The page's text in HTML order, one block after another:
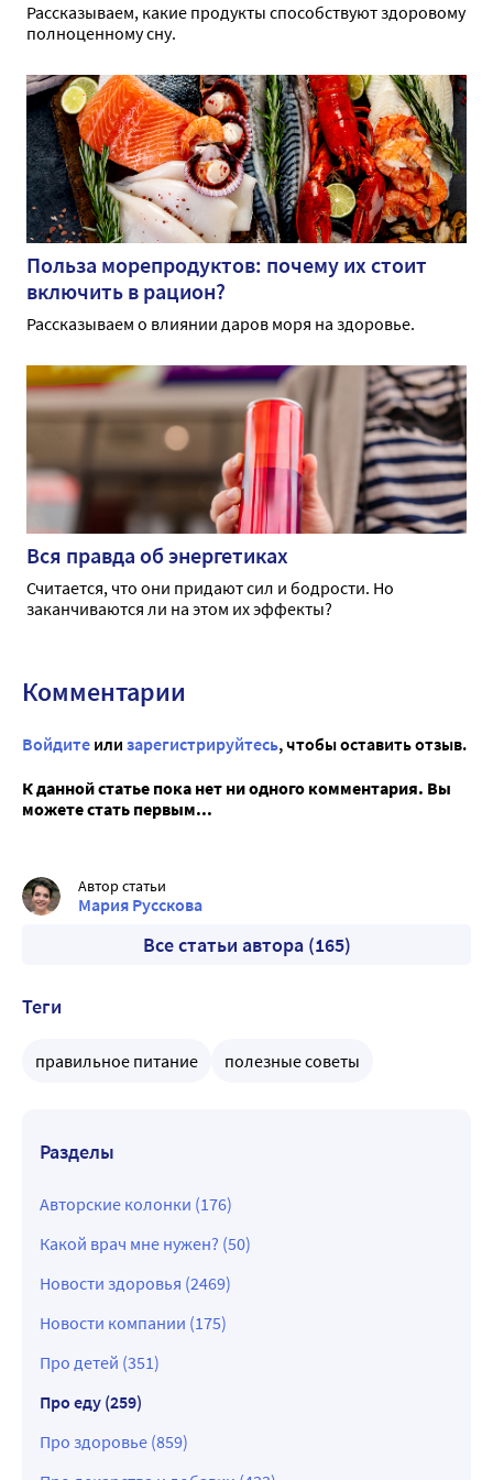
Рассказываем, какие продукты способствуют здоровому
полноценному сну.
Польза морепродуктов: почему их стоит
включить в рацион?
Рассказываем о влиянии даров моря на здоровье.
Вся правда об энергетиках
Считается, что они придают сил и бодрости. Но
заканчиваются ли на этом их эффекты?
Комментарии
Войдите или зарегистрируйтесь, чтобы оставить отзыв.
К данной статье пока нет ни одного комментария. Вы
можете стать первым...
Автор статьи
Мария Русскова
Все статьи автора (165)
Теги
правильное питание полезные советы
Разделы
Авторские колонки (176)
Какой врач мне нужен? (50)
Новости здоровья (2469)
Новости компании (175)
Про детей (351)
Про еду (259)
Про здоровье (859)